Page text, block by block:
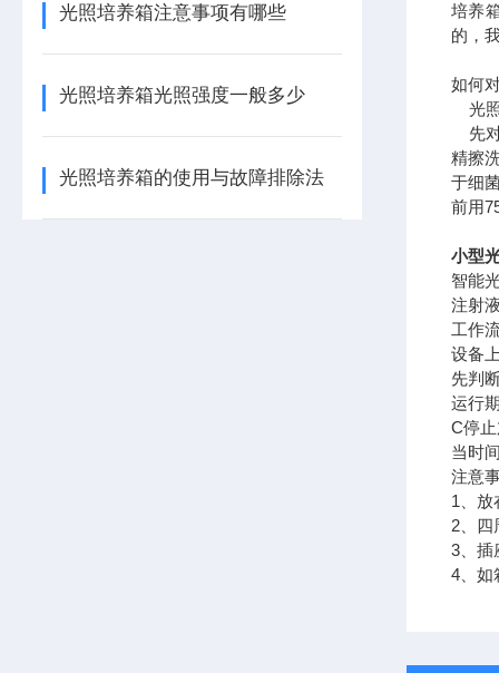
光照培养箱注意事项有哪些
光照培养箱光照强度一般多少
光照培养箱的使用与故障排除法
培养
的，
如何
光照
先对
精擦
于细
前用
小型
智能
注射
工作
设备
先判
运行
C停
当时
注意
1、放
2、四
3、插
4、如